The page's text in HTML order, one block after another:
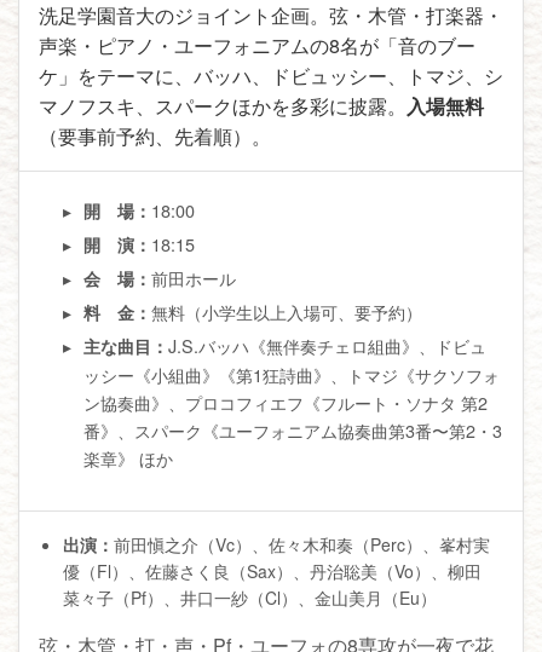
洗足学園音大のジョイント企画。弦・木管・打楽器・
声楽・ピアノ・ユーフォニアムの8名が「音のブー
ケ」をテーマに、バッハ、ドビュッシー、トマジ、シ
マノフスキ、スパークほかを多彩に披露。 入場無料
（要事前予約、先着順）。
開 場： 18:00
開 演： 18:15
会 場：前田ホール
料 金：無料（小学生以上入場可、要予約）
主な曲目：J.S.バッハ《無伴奏チェロ組曲》、ドビュ
ッシー《小組曲》《第1狂詩曲》、トマジ《サクソフォ
ン協奏曲》、プロコフィエフ《フルート・ソナタ 第2
番》、スパーク《ユーフォニアム協奏曲第3番〜第2・3
楽章》 ほか
出演： 前田愼之介（Vc）、佐々木和奏（Perc）、峯村実
優（Fl）、佐藤さく良（Sax）、丹治聡美（Vo）、柳田
菜々子（Pf）、井口一紗（Cl）、金山美月（Eu）
弦・木管・打・声・Pf・ユーフォの8専攻が一夜で花